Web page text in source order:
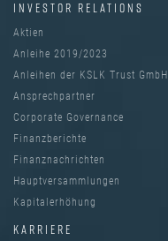
INVESTOR RELATIONS
Aktien
Anleihe 2019/2023
Anleihen der KSLK Trust GmbH
Ansprechpartner
Corporate Governance
Finanzberichte
Finanznachrichten
Hauptversammlungen
Kapitalerhöhung
KARRIERE